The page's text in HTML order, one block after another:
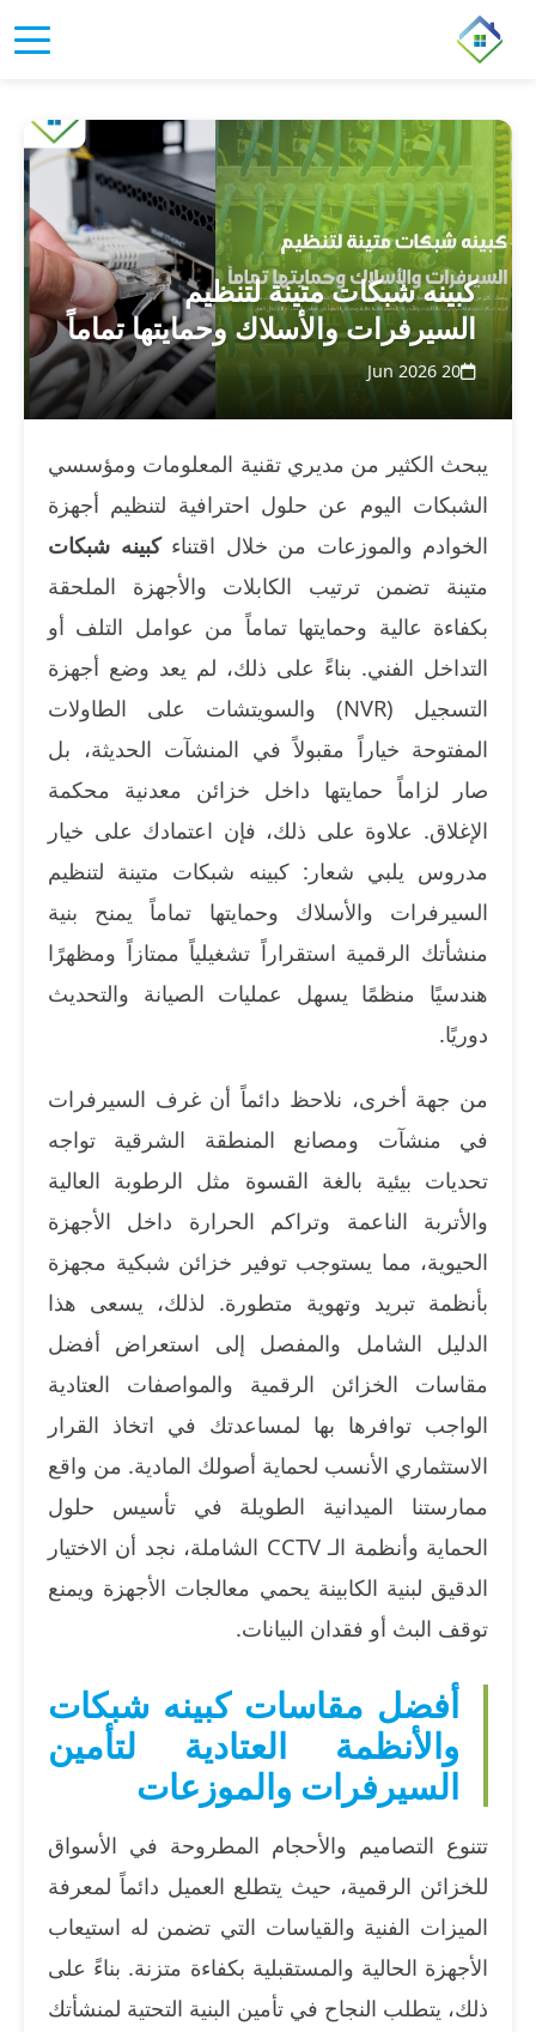
كبينه شبكات متينة لتنظيم
السيرفرات والأسلاك وحمايتها تماماً
20 Jun 2026
يبحث الكثير من مديري تقنية المعلومات ومؤسسي
الشبكات اليوم عن حلول احترافية لتنظيم أجهزة
الخوادم والموزعات من خلال اقتناءكبينه شبكات
متينة تضمن ترتيب الكابلات والأجهزة الملحقة
بكفاءة عالية وحمايتها تماماً من عوامل التلف أو
التداخل الفني. بناءً على ذلك، لم يعد وضع أجهزة
التسجيل (NVR) والسويتشات على الطاولات
المفتوحة خياراً مقبولاً في المنشآت الحديثة، بل
صار لزاماً حمايتها داخل خزائن معدنية محكمة
الإغلاق. علاوة على ذلك، فإن اعتمادك على خيار
مدروس يلبي شعار: كبينه شبكات متينة لتنظيم
السيرفرات والأسلاك وحمايتها تماماً يمنح بنية
منشأتك الرقمية استقراراً تشغيلياً ممتازاً ومظهرًا
هندسيًا منظمًا يسهل عمليات الصيانة والتحديث
دوريًا.
من جهة أخرى، نلاحظ دائماً أن غرف السيرفرات
في منشآت ومصانع المنطقة الشرقية تواجه
تحديات بيئية بالغة القسوة مثل الرطوبة العالية
والأتربة الناعمة وتراكم الحرارة داخل الأجهزة
الحيوية، مما يستوجب توفير خزائن شبكية مجهزة
بأنظمة تبريد وتهوية متطورة. لذلك، يسعى هذا
الدليل الشامل والمفصل إلى استعراض أفضل
مقاسات الخزائن الرقمية والمواصفات العتادية
الواجب توافرها بها لمساعدتك في اتخاذ القرار
الاستثماري الأنسب لحماية أصولك المادية. من واقع
ممارستنا الميدانية الطويلة في تأسيس حلول
الحماية وأنظمة الـ CCTV الشاملة، نجد أن الاختيار
الدقيق لبنية الكابينة يحمي معالجات الأجهزة ويمنع
توقف البث أو فقدان البيانات.
أفضل مقاسات كبينه شبكات
والأنظمة العتادية لتأمين
السيرفرات والموزعات
تتنوع التصاميم والأحجام المطروحة في الأسواق
للخزائن الرقمية، حيث يتطلع العميل دائماً لمعرفة
الميزات الفنية والقياسات التي تضمن له استيعاب
الأجهزة الحالية والمستقبلية بكفاءة متزنة. بناءً على
ذلك، يتطلب النجاح في تأمين البنية التحتية لمنشأتك